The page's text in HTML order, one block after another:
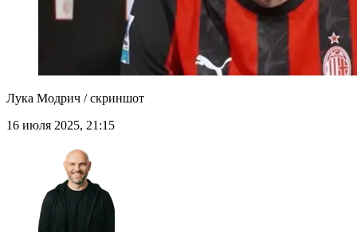
Лука Модрич / скриншот
16 июля 2025, 21:15